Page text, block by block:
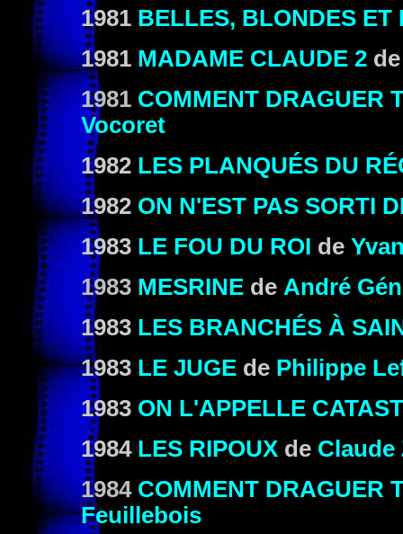
1981 BELLES, BLONDES ET
1981 MADAME CLAUDE 2
1981 COMMENT DRAGUER
Vocoret
1982 LES PLANQUÉS DU
1982 ON N'EST PAS SORTI
1983 LE FOU DU ROI de
1983 MESRINE de André
1983 LES BRANCHÉS À
1983 LE JUGE de Philippe
1983 ON L'APPELLE
1984 LES RIPOUX de Claude
1984 COMMENT DRAGUER
Feuillebois